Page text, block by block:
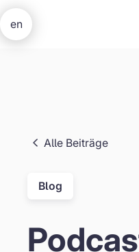
en
Alle Beiträge
Blog